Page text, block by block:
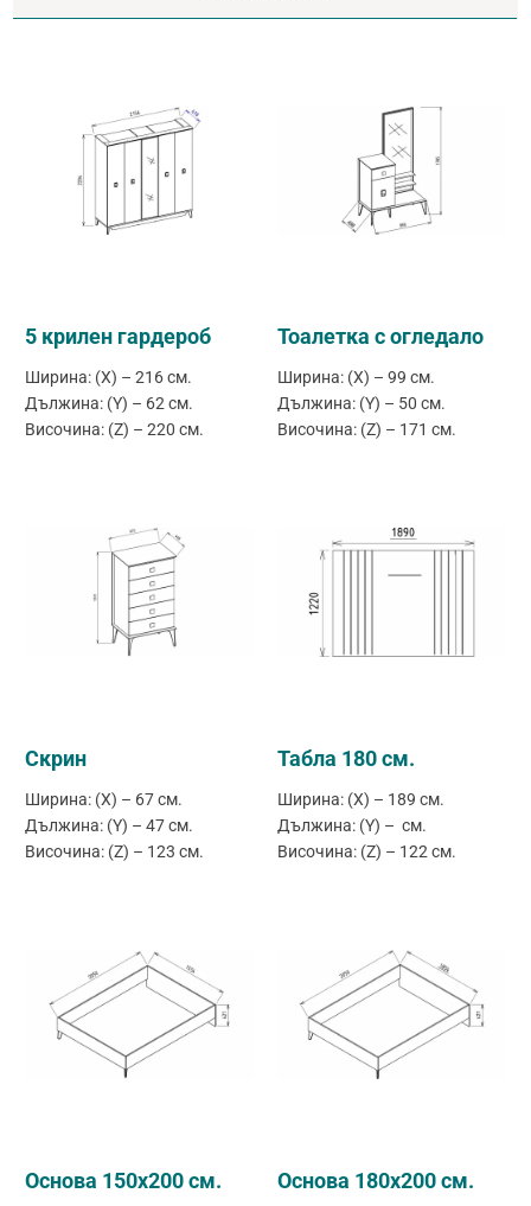
5 крилен гардероб
Ширина: (X) – 216 см.
Дължина: (Y) – 62 см.
Височина: (Z) – 220 см.
Тоалетка с огледало
Ширина: (X) – 99 см.
Дължина: (Y) – 50 см.
Височина: (Z) – 171 см.
Скрин
Ширина: (X) – 67 см.
Дължина: (Y) – 47 см.
Височина: (Z) – 123 см.
Табла 180 см.
Ширина: (X) – 189 см.
Дължина: (Y) – см.
Височина: (Z) – 122 см.
Основа 150х200 см. Основа 180х200 см.